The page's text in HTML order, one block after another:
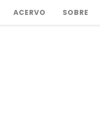
ACERVO SOBRE